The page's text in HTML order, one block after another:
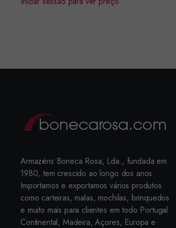
Armazéns Boneca Rosa, Lda., fundada em
1980, tem crescido ao longo dos anos.
Importamos e exportamos vários produtos
como carteiras, malas, mochilas, brinquedos
e muito mais para clientes em todo Portugal
Continental, Madeira, Açores, Europa e